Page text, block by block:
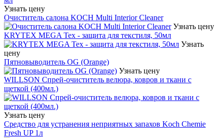
Узнать цену
Очиститель салона KOCH Multi Interior Cleaner
Узнать цену
KRYTEX MEGA Tex - защита для текстиля, 50мл
Узнать
цену
Пятновыводитель OG (Orange)
Узнать цену
WILLSON Спрей-очиститель велюра, ковров и ткани с
щеткой (400мл.)
Узнать цену
Средство для устранения неприятных запахов Koch Chemie
Fresh UP 1л